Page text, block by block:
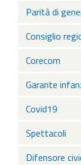
Parità di
Consiglio
Corecom
Garante
Covid19
Spettacoli
Difensore